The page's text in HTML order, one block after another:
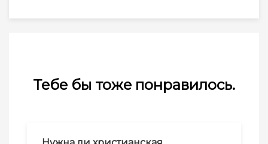
Тебе бы тоже понравилось.